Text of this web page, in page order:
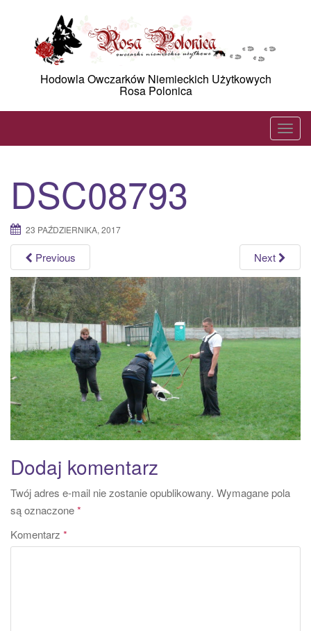
Hodowla Owczarków Niemieckich Użytkowych
Rosa Polonica
T
o
v
i
g
a
t
i
o
n
DSC08793
23 PAŹDZIERNIKA, 2017
Previous Next
Dodaj komentarz
Twój adres e-mail nie zostanie opublikowany. Wymagane pola
są oznaczone*
Komentarz *